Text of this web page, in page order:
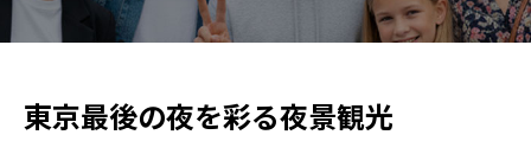
東京最後の夜を彩る夜景観光